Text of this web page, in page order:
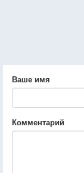
Ваше имя
Комментарий